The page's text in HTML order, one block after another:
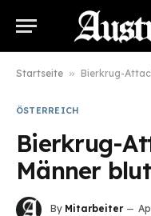
Startseite » Bierkrug-
ÖSTERREICH
Bierkrug-
Männer
By Mitarbeiter